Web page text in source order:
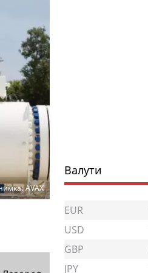
AVAX
Валути
EUR
USD
GBP
JPY